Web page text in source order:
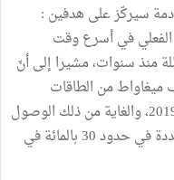
سيركّز على هدفين :
الفعلي في أسرع وقت
منذ سنوات، مشيرا إلى أنّ
ميغاواط من الطاقات
المتجددة، جزء منها سينطلق خلال سنة 2019، والغاية من ذلك الوصول
إلى نسبة إنتاج كهرباء من الطاقات المتجددة في حدود 30 بالمائة في